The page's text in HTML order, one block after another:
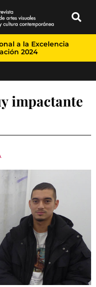
a la Excelencia
2024
impactante